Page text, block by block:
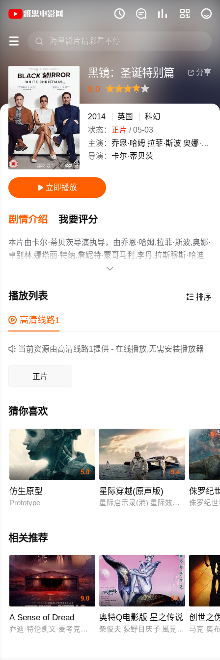
    
 
《黑镜：圣诞特别篇》(2014)英国英语
 分享
黑镜：圣诞特别篇
8.0
很差
较差还行推荐力荐
2014 英国
科幻
状态： 正片 /05-03
主演： 乔恩·哈姆 拉菲·斯波 奥娜·卓别林
导演： 卡尔·蒂贝茨
 立即播放
剧情介绍 我要评分
本片由卡尔·蒂贝茨导演执导，由乔恩·哈姆,拉菲·斯波,奥娜·
卓别林,娜塔丽·特纳,詹妮特·蒙哥马利,李丹,拉斯穆斯·哈迪
克等主演，故事情节跌岩起伏、扣人心弦，领广大科幻片
Rafe Spall 饰）和马特（乔恩·哈姆 Jon Hamm 饰）同坐一
寡言，无精打采，而马特却恰恰相反，为了逗波特讲话，
他向波特讲述了自己的过去。
作为一部 上映的科幻电影，在当期同类题材影片中具有一
定的看点，在演员表现和剧情架构上也都有不错的亮点，
剧情紧凑，角色塑造鲜明，适合喜欢科幻类电影的观众观

 排序
播放列表
 高清线路1
 当前资源由高清线路1提供 - 在线播放,无需安装播放器
正片
猜你喜欢
5.0
仿生原型
Prototype
9.4
星际穿越(原声版)
星际启示录(港) 星际效应(台) 星际
侏罗纪
侏罗纪
相关推荐
9.0
A Sense of Dread
乔迪·特伦凯文·麦考克尔虹膜
9.0
奥特Q电影版 星之传说
柴俊夫 荻野目庆子 風見しんご
创世之
马克·奥